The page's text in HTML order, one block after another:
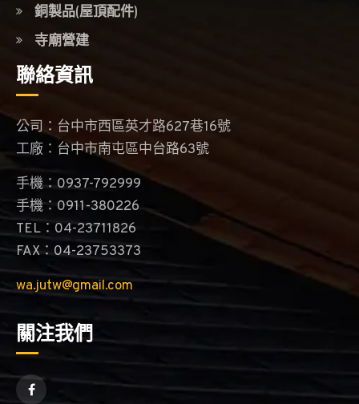
銅製品(屋頂配件)
寺廟營建
聯絡資訊
公司：台中市西區英才路627巷16號
工廠：台中市南屯區中台路63號
手機：0937-792999
手機：0911-380226
TEL：04-23711826
FAX：04-23753373
wa.jutw@gmail.com
關注我們